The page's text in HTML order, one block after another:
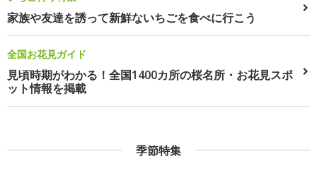
家族や友達を誘って新鮮ないちごを食べに行こう
全国お花見ガイド
見頃時期がわかる！全国1400カ所の桜名所・お花見スポ
ット情報を掲載
季節特集